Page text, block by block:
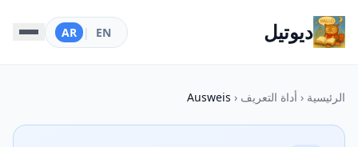
ديوتيل EN
|
AR
الرئيسية ‹ أداة التعريف ‹
Ausweis